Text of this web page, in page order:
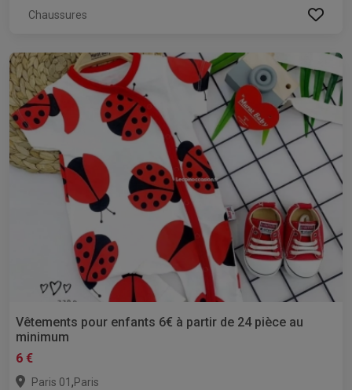
Chaussures
Vêtements pour enfants 6€ à partir de 24 pièce au
minimum
6 €
Paris 01 ,Paris